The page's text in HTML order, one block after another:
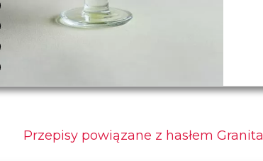
Przepisy powiązane z hasłem Granita